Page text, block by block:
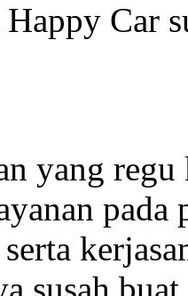
Car
yang
pada